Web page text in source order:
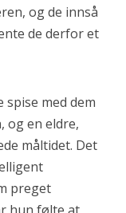
og de innså
de derfor et
med dem
og en eldre,
måltidet. Det
preget